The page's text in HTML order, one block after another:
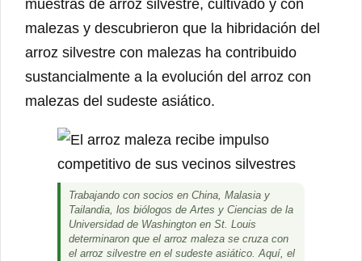
muestras de arroz silvestre, cultivado y con
malezas y descubrieron que la hibridación del
arroz silvestre con malezas ha contribuido
sustancialmente a la evolución del arroz con
malezas del sudeste asiático.
Trabajando con socios en China, Malasia y
Tailandia, los biólogos de Artes y Ciencias de la
Universidad de Washington en St. Louis
determinaron que el arroz maleza se cruza con
el arroz silvestre en el sudeste asiático. Aquí, el